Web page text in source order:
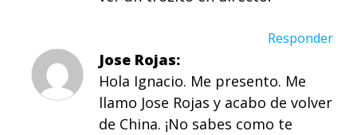
Responder
Jose Rojas
Hola Ignacio. Me presento. Me
llamo Jose Rojas y acabo de volver
de China. ¡No sabes como te